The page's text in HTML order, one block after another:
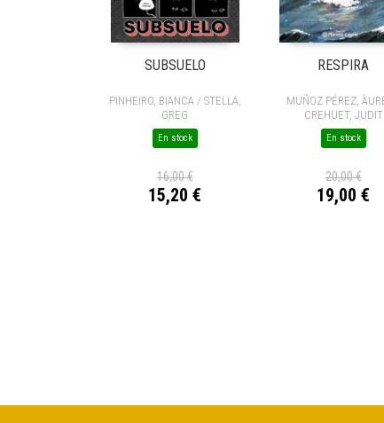
SUBSUELO
PINHEIRO, BIANCA / STELLA,
GREG
En stock
16,00 €
15,20 €
RESPIRA
MUÑOZ PÉREZ,
CREHUET, JUDIT
En stock
20,00 €
19,00 €